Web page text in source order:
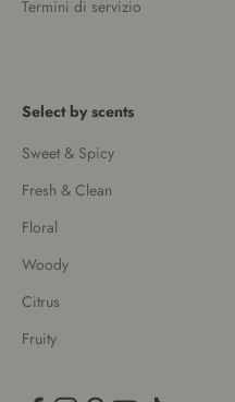
Termini di servizio
Select by scents
Sweet & Spicy
Fresh & Clean
Floral
Woody
Citrus
Fruity